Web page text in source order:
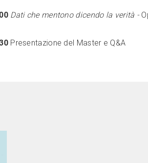
Dati che mentono dicendo la verità -
Presentazione del Master e Q&A